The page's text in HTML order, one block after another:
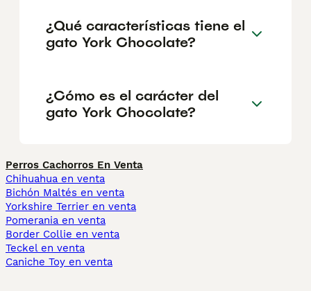
¿Qué características tiene el
gato York Chocolate?
¿Cómo es el carácter del
gato York Chocolate?
Perros Cachorros En Venta
Chihuahua en venta
Bichón Maltés en venta
Yorkshire Terrier en venta
Pomerania en venta
Border Collie en venta
Teckel en venta
Caniche Toy en venta